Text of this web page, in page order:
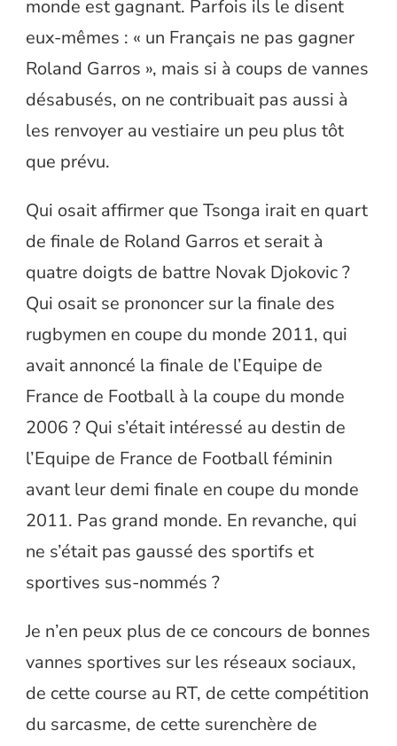
monde est gagnant. Parfois ils le disent
eux-mêmes : « un Français ne pas gagner
Roland Garros », mais si à coups de vannes
désabusés, on ne contribuait pas aussi à
les renvoyer au vestiaire un peu plus tôt
que prévu.
Qui osait affirmer que Tsonga irait en quart
de finale de Roland Garros et serait à
quatre doigts de battre Novak Djokovic ?
Qui osait se prononcer sur la finale des
rugbymen en coupe du monde 2011, qui
avait annoncé la finale de l’Equipe de
France de Football à la coupe du monde
2006 ? Qui s’était intéressé au destin de
l’Equipe de France de Football féminin
avant leur demi finale en coupe du monde
2011. Pas grand monde. En revanche, qui
ne s’était pas gaussé des sportifs et
sportives sus-nommés ?
Je n’en peux plus de ce concours de bonnes
vannes sportives sur les réseaux sociaux,
de cette course au RT, de cette compétition
du sarcasme, de cette surenchère de